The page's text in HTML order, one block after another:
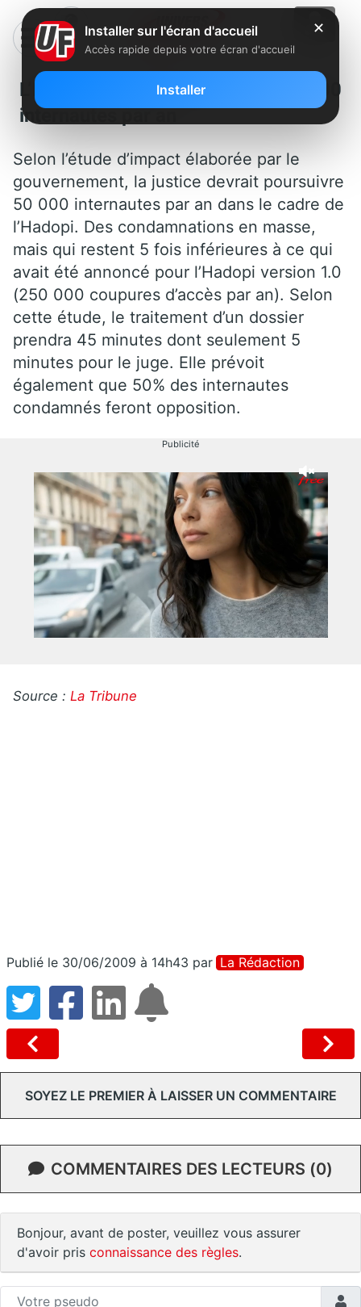
L’Hadopi sanctionnera 50 000
internautes par an
Selon l’étude d’impact élaborée par le
gouvernement, la justice devrait poursuivre
50 000 internautes par an dans le cadre de
l’Hadopi. Des condamnations en masse,
mais qui restent 5 fois inférieures à ce qui
avait été annoncé pour l’Hadopi version 1.0
(250 000 coupures d’accès par an). Selon
cette étude, le traitement d’un dossier
prendra 45 minutes dont seulement 5
minutes pour le juge. Elle prévoit
également que 50% des internautes
condamnés feront opposition.
Publicité
Source : La Tribune
Publié le 30/06/2009 à 14h43 par La Rédaction
SOYEZ LE PREMIER À LAISSER UN COMMENTAIRE
COMMENTAIRES DES LECTEURS (0)
Bonjour, avant de poster, veuillez vous assurer
d'avoir pris connaissance des règles.
✕
Installer sur l'écran d'accueil
Accès rapide depuis votre écran d'accueil
Installer